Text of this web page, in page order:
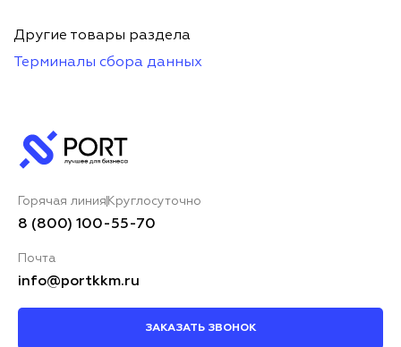
Другие товары раздела
Терминалы сбора данных
Горячая линия Круглосуточно
8 (800) 100-55-70
Почта
info@portkkm.ru
ЗАКАЗАТЬ ЗВОНОК